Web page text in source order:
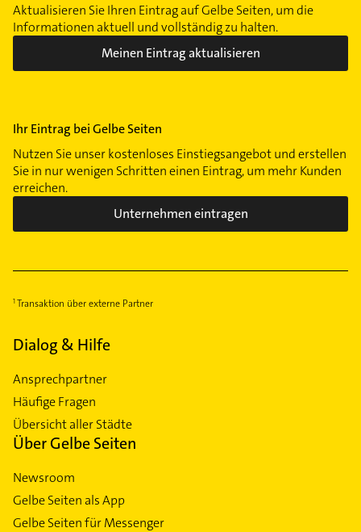
Aktualisieren Sie Ihren Eintrag auf Gelbe Seiten, um die
Informationen aktuell und vollständig zu halten.
Meinen Eintrag aktualisieren
Ihr Eintrag bei Gelbe Seiten
Nutzen Sie unser kostenloses Einstiegsangebot und erstellen
Sie in nur wenigen Schritten einen Eintrag, um mehr Kunden
erreichen.
Unternehmen eintragen
Transaktion über externe Partner
Dialog & Hilfe
Ansprechpartner
Häufige Fragen
Übersicht aller Städte
Über Gelbe Seiten
Newsroom
Gelbe Seiten als App
Gelbe Seiten für Messenger